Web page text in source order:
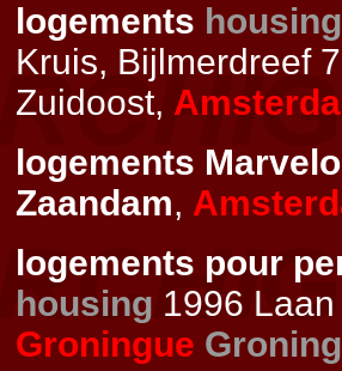
logements housing
Kruis, Bijlmerdreef
Zuidoost,
logements
Zaandam,
logements pour
housing 1996
Groningue